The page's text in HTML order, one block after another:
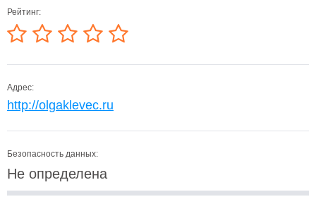
Рейтинг:
Адрес:
http://olgaklevec.ru
Безопасность данных:
Не определена